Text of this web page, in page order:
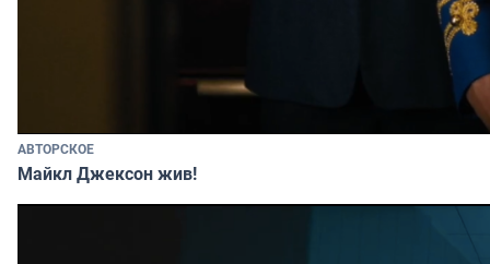
АВТОРСКОЕ
Майкл Джексон жив!